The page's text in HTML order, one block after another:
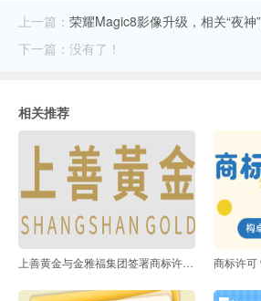
上一篇： 荣耀Magic8影像升级，相关“夜神
下一篇：没有了！
相关推荐
上善黄金与金雅福集团签署商标许可协议